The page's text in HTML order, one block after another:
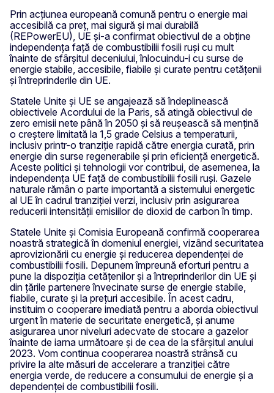
Prin acțiunea europeană comună pentru o energie mai
accesibilă ca preț, mai sigură și mai durabilă
(REPowerEU), UE și-a confirmat obiectivul de a obține
independența față de combustibilii fosili ruși cu mult
înainte de sfârșitul deceniului, înlocuindu-i cu surse de
energie stabile, accesibile, fiabile și curate pentru cetățenii
și întreprinderile din UE.
Statele Unite și UE se angajează să îndeplinească
obiectivele Acordului de la Paris, să atingă obiectivul de
zero emisii nete până în 2050 și să reușească să mențină
o creștere limitată la 1,5 grade Celsius a temperaturii,
inclusiv printr-o tranziție rapidă către energia curată, prin
energie din surse regenerabile și prin eficiență energetică.
Aceste politici și tehnologii vor contribui, de asemenea, la
independența UE față de combustibilii fosili ruși. Gazele
naturale rămân o parte importantă a sistemului energetic
al UE în cadrul tranziției verzi, inclusiv prin asigurarea
reducerii intensității emisiilor de dioxid de carbon în timp.
Statele Unite și Comisia Europeană confirmă cooperarea
noastră strategică în domeniul energiei, vizând securitatea
aprovizionării cu energie și reducerea dependenței de
combustibilii fosili. Depunem împreună eforturi pentru a
pune la dispoziția cetățenilor și a întreprinderilor din UE și
din țările partenere învecinate surse de energie stabile,
fiabile, curate și la prețuri accesibile. În acest cadru,
instituim o cooperare imediată pentru a aborda obiectivul
urgent în materie de securitate energetică, și anume
asigurarea unor niveluri adecvate de stocare a gazelor
înainte de iarna următoare și de cea de la sfârșitul anului
2023. Vom continua cooperarea noastră strânsă cu
privire la alte măsuri de accelerare a tranziției către
energia verde, de reducere a consumului de energie și a
dependenței de combustibilii fosili.